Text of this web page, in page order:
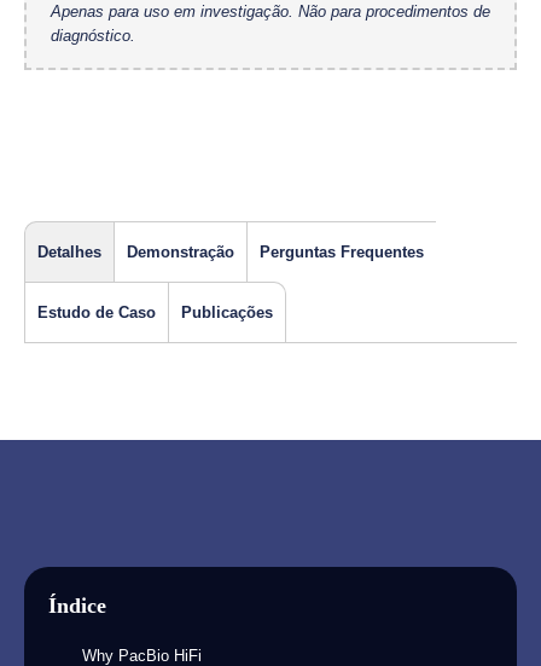
Apenas para uso em investigação. Não para procedimentos de
diagnóstico.
Detalhes Demonstração Perguntas Frequentes
Estudo de Caso Publicações
Índice
Why PacBio HiFi